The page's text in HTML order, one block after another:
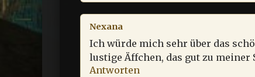
Nexana
Ich würde mich sehr über das
lustige Äffchen, das gut zu meiner
Antworten